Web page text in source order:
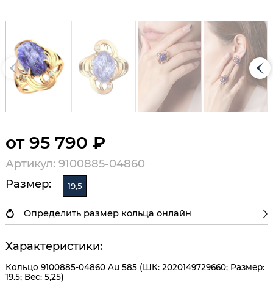
от 95 790 ₽
Артикул: 9100885-04860
Размер:
19,5
Определить размер кольца онлайн
Характеристики:
Кольцо 9100885-04860 Au 585 (ШК: 2020149729660; Размер:
19.5; Вес: 5,25)